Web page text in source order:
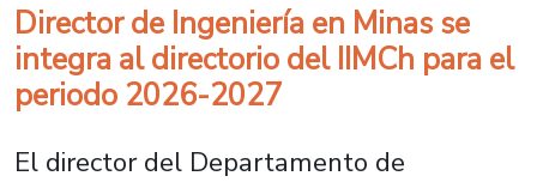
Director de Ingeniería en Minas se
integra al directorio del IIMCh para el
periodo 2026-2027
El director del Departamento de